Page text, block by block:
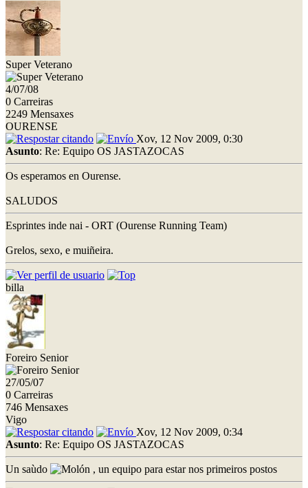
Super Veterano
4/07/08
0 Carreiras
2249 Mensaxes
OURENSE
Xov, 12 Nov 2009, 0:30
Asunto: Re: Equipo OS JASTAZOCAS
Os esperamos en Ourense.
SALUDOS
Esprintes inde nai - ORT (Ourense Running Team)
Grelos, sexo, e muiñeira.
billa
Foreiro Senior
27/05/07
0 Carreiras
746 Mensaxes
Vigo
Xov, 12 Nov 2009, 0:34
Asunto: Re: Equipo OS JASTAZOCAS
Un saùdo , un equipo para estar nos primeiros postos